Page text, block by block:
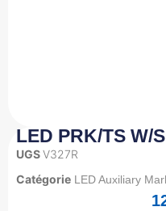
LED PRK/TS W/
UGSV327R
Catégorie LED Auxiliary